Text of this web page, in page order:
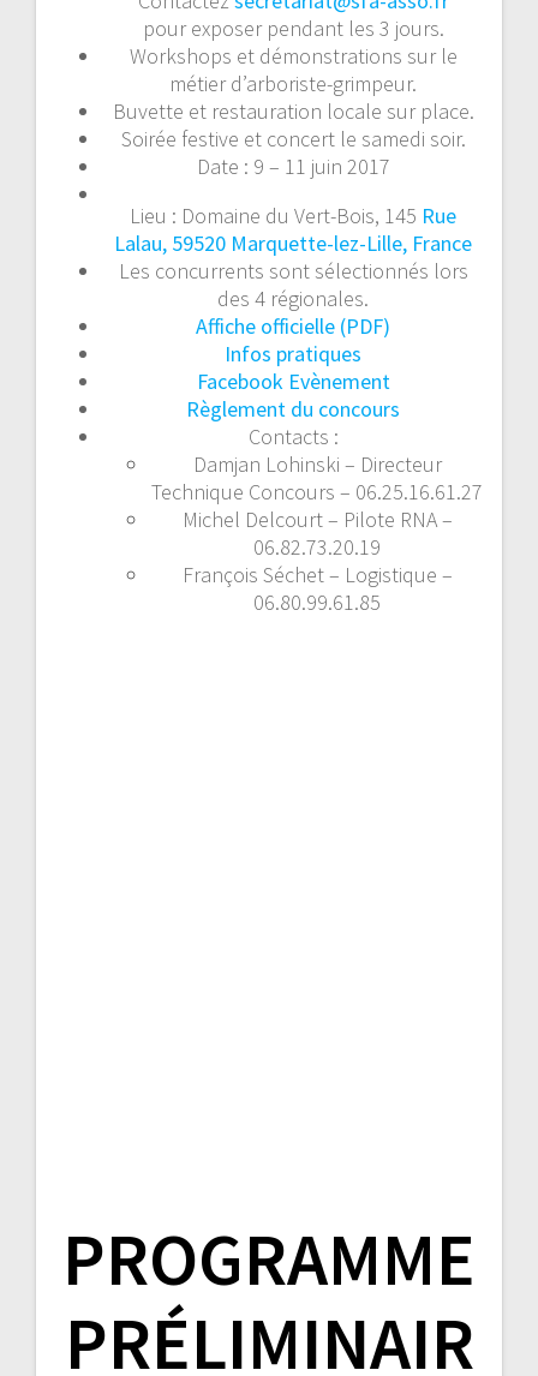
pour exposer pendant les 3 jours.
Workshops et démonstrations sur le
métier d’arboriste-grimpeur.
Buvette et restauration locale sur place.
Soirée festive et concert le samedi soir.
Date : 9 – 11 juin 2017
Lieu : Domaine du Vert-Bois, 145 Rue
Lalau, 59520 Marquette-lez-Lille, France
Les concurrents sont sélectionnés lors
des 4 régionales.
Affiche officielle (PDF)
Infos pratiques
Facebook Evènement
Règlement du concours
Contacts :
Damjan Lohinski – Directeur
Technique Concours – 06.25.16.61.27
Michel Delcourt – Pilote RNA –
06.82.73.20.19
François Séchet – Logistique –
06.80.99.61.85
PROGRAMME
PRÉLIMINAIR